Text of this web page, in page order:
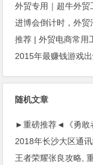
外贸专用｜超牛外贸
推荐 | 外贸电商常用
随机文章
2018年长沙大区通
王者荣耀张良攻略,